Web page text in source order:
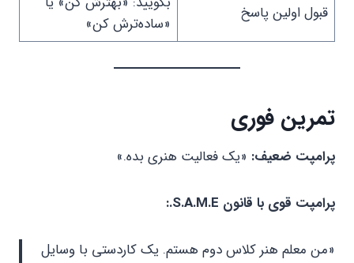
قبول اولین پاسخ
«ساده‌ترش کن»
تمرین فوری
پرامپت ضعیف: «یک فعالیت هنری بده.»
پرامپت قوی با قانون S.A.M.E.:
«من معلم هنر کلاس دوم هستم. یک کاردستی با وسایل